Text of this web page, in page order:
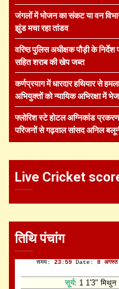
जंगलों में भोजन का संकट या वन विभाग
झुंड मचा रहा तांडव
वरिष्ठ पुलिस अधीक्षक पौड़ी के
सहित शराब की खेप जब्त
कर्णप्रयाग में धारदार हथियार से
अभियुक्तों को न्यायिक अभिरक्षा में
फ्लोरिश स्टे होटल अग्निकांड
परिजनों से गढ़वाल सांसद अनिल
Live Cricket
तिथि पंचांग